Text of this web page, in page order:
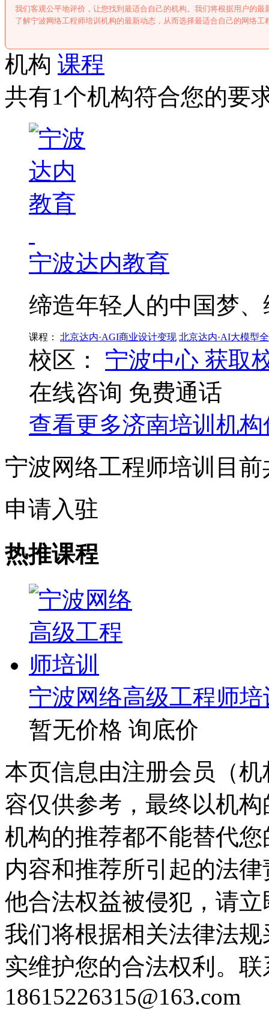
我们客观公平地评价，让您找到最适合自己的机构。我们将根据用户的
了解宁波网络工程师培训机构的最新动态，从而选择最适合自己的网络工
机构 课程
共有1个机构符合您的要
宁波达内教育
缔造年轻人的中国梦
课程： 北京达内·AGI商业设计变现 北京达内·AI大模型
校区： 宁波中心 获取
在线咨询 免费通话
查看更多济南培训机构
宁波网络工程师培训目
申请入驻
热推课程
宁波网络高级工程师培
暂无价格 询底价
本页信息由注册会员（
容仅供参考，最终以机
机构的推荐都不能替代
内容和推荐所引起的法
他合法权益被侵犯，请
我们将根据相关法律法
实维护您的合法权利。
18615226315@163.com